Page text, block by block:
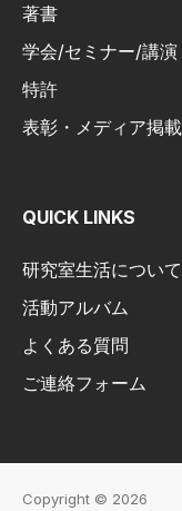
著書
学会/セミナー/講演
特許
表彰・メディア掲載
QUICK LINKS
研究室生活について
活動アルバム
よくある質問
ご連絡フォーム
Copyright © 2026